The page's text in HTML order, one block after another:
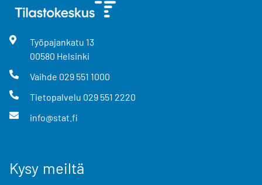
Työpajankatu 13
00580 Helsinki
Vaihde 029 551 1000
Tietopalvelu 029 551 2220
info@stat.fi
Kysy meiltä